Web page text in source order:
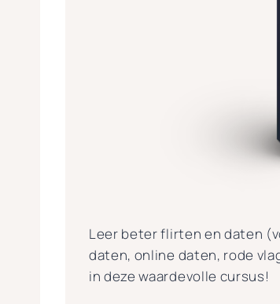
Leer beter flirten en daten
daten, online daten, rode
in deze waardevolle cursus!